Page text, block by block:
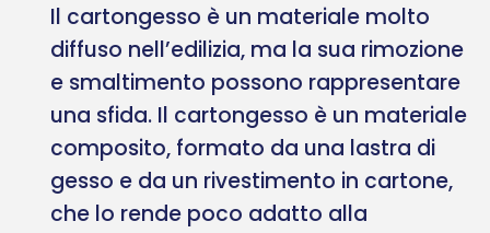
Il cartongesso è un materiale molto
diffuso nell’edilizia, ma la sua rimozione
e smaltimento possono rappresentare
una sfida. Il cartongesso è un materiale
composito, formato da una lastra di
gesso e da un rivestimento in cartone,
che lo rende poco adatto alla